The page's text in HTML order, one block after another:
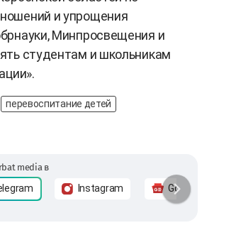
и упрощения
Минпросвещения и
студентам и школьникам
перевоспитание детей
media в
Instagram Google News